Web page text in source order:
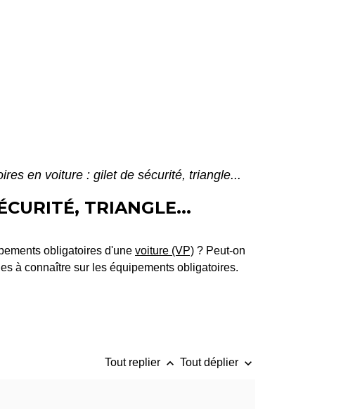
en voiture : gilet de sécurité, triangle...
TRIANGLE...
obligatoires d'une voiture (VP) ? Peut-on
à connaître sur les équipements obligatoires.
Tout replier keyboard_arrow_up Tout déplier keyboard_arrow_down